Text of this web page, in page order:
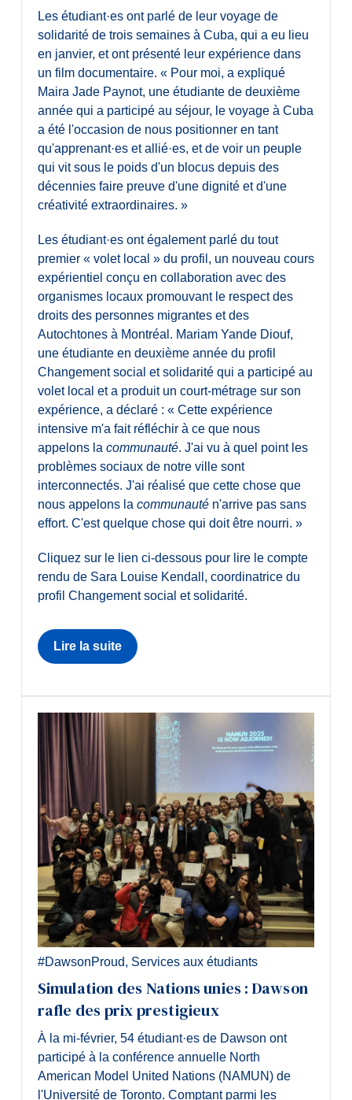
Les étudiant·es ont parlé de leur voyage de
solidarité de trois semaines à Cuba, qui a eu lieu
en janvier, et ont présenté leur expérience dans
un film documentaire. « Pour moi, a expliqué
Maira Jade Paynot, une étudiante de deuxième
année qui a participé au séjour, le voyage à Cuba
a été l'occasion de nous positionner en tant
qu'apprenant·es et allié·es, et de voir un peuple
qui vit sous le poids d'un blocus depuis des
décennies faire preuve d'une dignité et d'une
créativité extraordinaires. »
Les étudiant·es ont également parlé du tout
premier « volet local » du profil, un nouveau cours
expérientiel conçu en collaboration avec des
organismes locaux promouvant le respect des
droits des personnes migrantes et des
Autochtones à Montréal. Mariam Yande Diouf,
une étudiante en deuxième année du profil
Changement social et solidarité qui a participé au
volet local et a produit un court-métrage sur son
expérience, a déclaré : « Cette expérience
intensive m'a fait réfléchir à ce que nous
appelons la communauté. J'ai vu à quel point les
problèmes sociaux de notre ville sont
interconnectés. J'ai réalisé que cette chose que
nous appelons la communautén'arrive pas sans
effort. C'est quelque chose qui doit être nourri. »
Cliquez sur le lien ci-dessous pour lire le compte
rendu de Sara Louise Kendall, coordinatrice du
profil Changement social et solidarité.
Lire la suite
#DawsonProud, Services aux étudiants
Simulation des Nations unies : Dawson
rafle des prix prestigieux
À la mi-février, 54 étudiant·es de Dawson ont
participé à la conférence annuelle North
American Model United Nations (NAMUN) de
l'Université de Toronto. Comptant parmi les